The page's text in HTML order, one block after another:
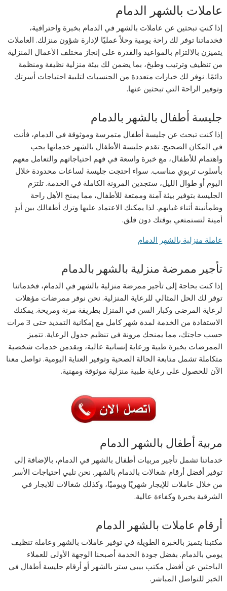
عاملات بالشهر الدمام
إذا كنتِ تبحثين عن عاملات بالشهر في الدمام بخبرة واحترافية،
فخدماتنا توفر لك راحة يومية وحلاً عمليًا لإدارة شؤون منزلك. العاملات
يتميزن بالالتزام بالمواعيد والقدرة على إنجاز مختلف الأعمال المنزلية
من تنظيف وترتيب وطبخ، بما يضمن لك بيئة منزلية نظيفة ومنظمة
دائمًا. نوفر لك خيارات متعددة من الجنسيات لتلبية احتياجات أسرتك
وتوفير الراحة التي تبحثين عنها.
جليسة أطفال بالشهر بالدمام
إذا كنت تبحث عن جليسة أطفال متمرسة وموثوقة في الدمام، فأنت
في المكان الصحيح. تقدم جليسة الأطفال بالشهر خدماتها بحب
واهتمام للأطفال، مع خبرة واسعة في فهم احتياجاتهم والتعامل معهم
بأسلوب تربوي مناسب. سواء احتجت جليسة لساعات محدودة خلال
اليوم أو طوال الليل، ستجدين المرونة الكاملة في الخدمة. تلتزم
الجليسة بتوفير بيئة آمنة وممتعة للأطفال، مما يمنح الأهل راحة
وطمأنينة أثناء غيابهم. لذا يمكنك الاعتماد عليها وترك أطفالك بين أيدٍ
أمينة لتستمتعي بوقتك دون قلق.
عاملة منزلية بالشهر الدمام
تأجير ممرضة منزلية بالشهر بالدمام
إذا كنت بحاجة إلى تأجير ممرضة منزلية بالشهر في الدمام، فخدماتنا
توفر لك الحل المثالي للرعاية المنزلية. نحن نوفر ممرضات مؤهلات
لرعاية المرضى وكبار السن في المنزل بطريقة مرنة ومريحة. يمكنك
الاستفادة من الخدمة لمدة شهر كامل مع إمكانية التمديد حتى 3 مرات
حسب حاجتك، مما يمنحك مرونة في تنظيم جدول الرعاية. تتميز
الممرضات بخبرة طبية ورعاية إنسانية عالية، ويقدمن خدمات شخصية
متكاملة تشمل متابعة الحالة الصحية وتوفير العناية اليومية. تواصل معنا
الآن للحصول على رعاية طبية منزلية موثوقة ومهنية.
مربية أطفال بالشهر الدمام
خدماتنا تشمل تأجير مربيات أطفال بالشهر في الدمام، بالإضافة إلى
توفير أفضل أرقام شغالات بالدمام بالشهر. نحن نلبي احتياجات الأسر
من خلال عاملات للإيجار شهريًا ويوميًا، وكذلك شغالات للايجار في
الشرقية بخبرة وكفاءة عالية.
أرقام عاملات بالشهر الدمام
مكتبنا يتميز بالخبرة الطويلة في توفير عاملات بالشهر وعاملة تنظيف
يومي بالدمام. بفضل جودة الخدمة أصبحنا الوجهة الأولى للعملاء
الباحثين عن أفضل مكتب بيبي ستر بالشهر أو أرقام جليسة أطفال في
الخبر للتواصل المباشر.